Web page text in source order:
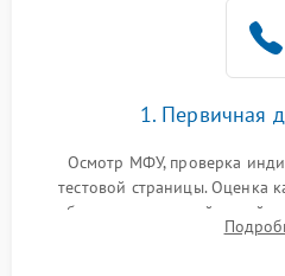
1. Первичная
Осмотр МФУ, проверка
тестовой страницы. Оценка
работы сканирующей
дефектах изображения или